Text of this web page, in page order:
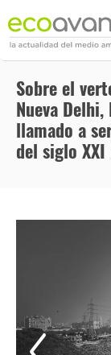
Sobre el
Nueva
llamado a
del siglo